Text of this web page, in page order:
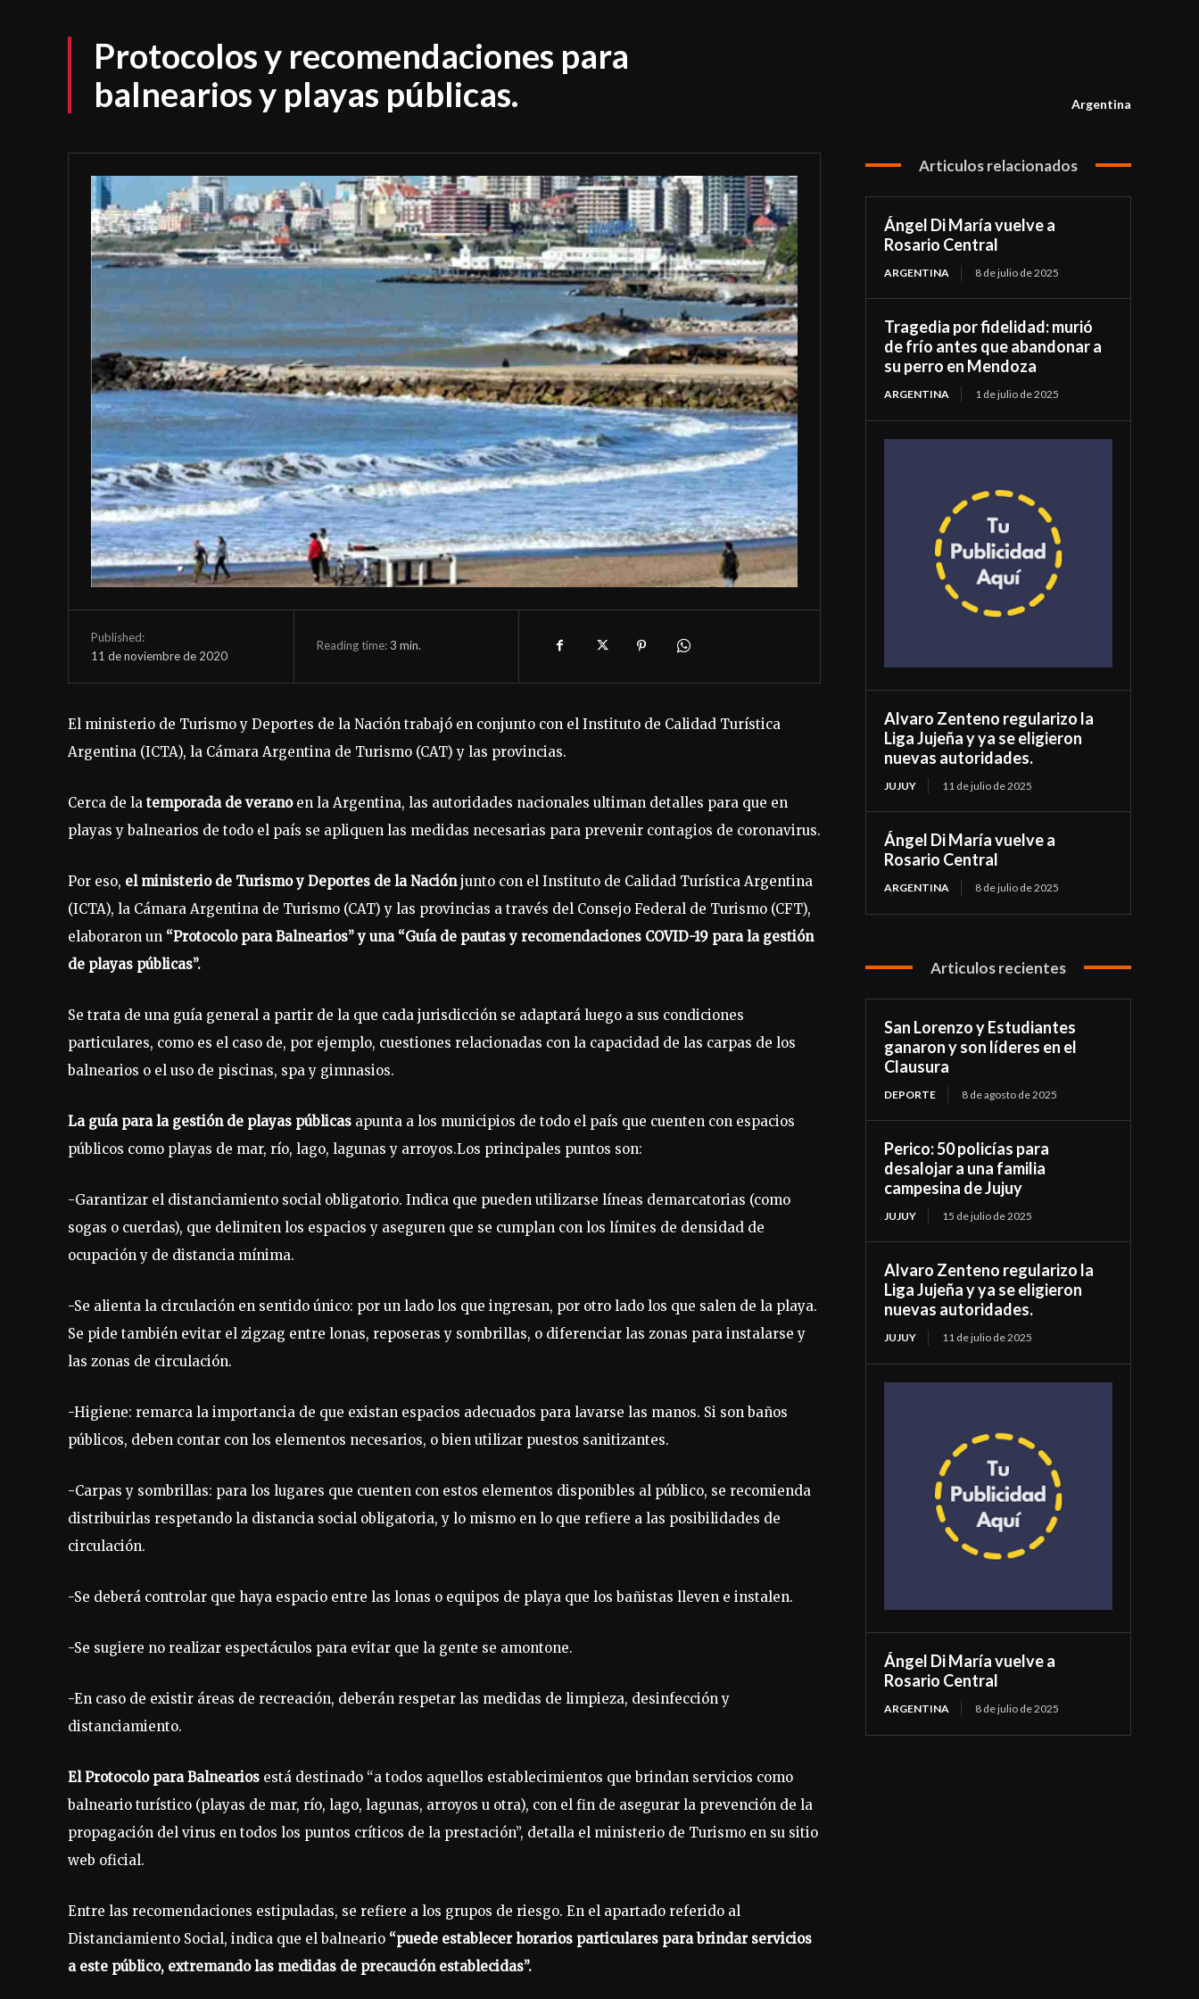
Protocolos y recomendaciones para
balnearios y playas públicas.
Argentina
Published:
11 de noviembre de 2020
Reading time:3 min.
El ministerio de Turismo y Deportes de la Nación trabajó en conjunto con el Instituto de Calidad Turística
Argentina (ICTA), la Cámara Argentina de Turismo (CAT) y las provincias.
Cerca de la temporada de veranoen la Argentina, las autoridades nacionales ultiman detalles para que en
playas y balnearios de todo el país se apliquen las medidas necesarias para prevenir contagios de coronavirus.
Por eso, el ministerio de Turismo y Deportes de la Naciónjunto con el Instituto de Calidad Turística Argentina
(ICTA), la Cámara Argentina de Turismo (CAT) y las provincias a través del Consejo Federal de Turismo (CFT),
elaboraron un “Protocolo para Balnearios” y una “Guía de pautas y recomendaciones COVID-19 para la gestión
de playas públicas”.
Se trata de una guía general a partir de la que cada jurisdicción se adaptará luego a sus condiciones
particulares, como es el caso de, por ejemplo, cuestiones relacionadas con la capacidad de las carpas de los
balnearios o el uso de piscinas, spa y gimnasios.
La guía para la gestión de playas públicas apunta a los municipios de todo el país que cuenten con espacios
públicos como playas de mar, río, lago, lagunas y arroyos.Los principales puntos son:
-Garantizar el distanciamiento social obligatorio. Indica que pueden utilizarse líneas demarcatorias (como
sogas o cuerdas), que delimiten los espacios y aseguren que se cumplan con los límites de densidad de
ocupación y de distancia mínima.
-Se alienta la circulación en sentido único: por un lado los que ingresan, por otro lado los que salen de la playa.
Se pide también evitar el zigzag entre lonas, reposeras y sombrillas, o diferenciar las zonas para instalarse y
las zonas de circulación.
-Higiene: remarca la importancia de que existan espacios adecuados para lavarse las manos. Si son baños
públicos, deben contar con los elementos necesarios, o bien utilizar puestos sanitizantes.
-Carpas y sombrillas: para los lugares que cuenten con estos elementos disponibles al público, se recomienda
distribuirlas respetando la distancia social obligatoria, y lo mismo en lo que refiere a las posibilidades de
circulación.
-Se deberá controlar que haya espacio entre las lonas o equipos de playa que los bañistas lleven e instalen.
-Se sugiere no realizar espectáculos para evitar que la gente se amontone.
-En caso de existir áreas de recreación, deberán respetar las medidas de limpieza, desinfección y
distanciamiento.
El Protocolo para Balnearios está destinado “a todos aquellos establecimientos que brindan servicios como
balneario turístico (playas de mar, río, lago, lagunas, arroyos u otra), con el fin de asegurar la prevención de la
propagación del virus en todos los puntos críticos de la prestación”, detalla el ministerio de Turismo en su sitio
web oficial.
Entre las recomendaciones estipuladas, se refiere a los grupos de riesgo. En el apartado referido al
Distanciamiento Social, indica que el balneario “puede establecer horarios particulares para brindar servicios
a este público, extremando las medidas de precaución establecidas”.
Articulos relacionados
Ángel Di María vuelve a
Rosario Central
ARGENTINA 8 de julio de 2025
Tragedia por fidelidad: murió
de frío antes que abandonar a
su perro en Mendoza
ARGENTINA 1 de julio de 2025
Alvaro Zenteno regularizo la
Liga Jujeña y ya se eligieron
nuevas autoridades.
JUJUY 11 de julio de 2025
Ángel Di María vuelve a
Rosario Central
ARGENTINA 8 de julio de 2025
Articulos recientes
San Lorenzo y Estudiantes
ganaron y son líderes en el
Clausura
DEPORTE 8 de agosto de 2025
Perico: 50 policías para
desalojar a una familia
campesina de Jujuy
JUJUY 15 de julio de 2025
Alvaro Zenteno regularizo la
Liga Jujeña y ya se eligieron
nuevas autoridades.
JUJUY 11 de julio de 2025
Ángel Di María vuelve a
Rosario Central
ARGENTINA 8 de julio de 2025